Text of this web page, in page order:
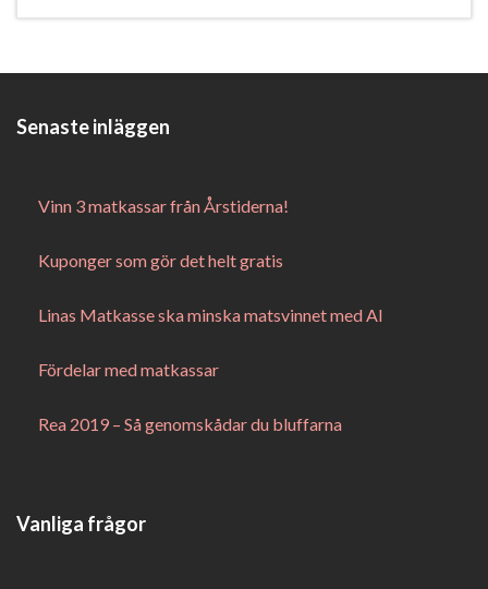
Senaste inläggen
Vinn 3 matkassar från Årstiderna!
Kuponger som gör det helt gratis
Linas Matkasse ska minska matsvinnet med AI
Fördelar med matkassar
Rea 2019 – Så genomskådar du bluffarna
Vanliga frågor